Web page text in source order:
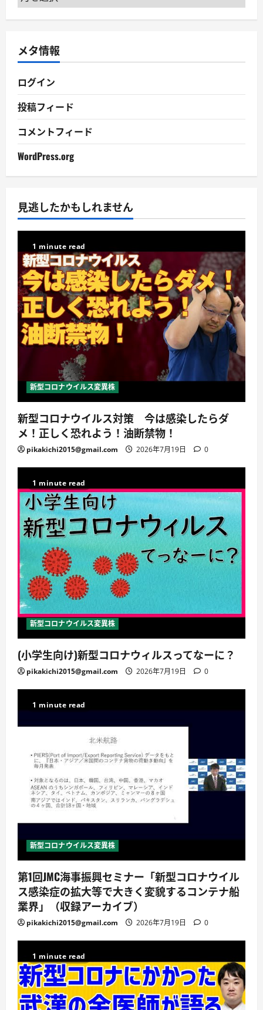
ー
カ
ブ
メタ情報
ログイン
投稿フィード
コメントフィード
WordPress.org
見逃したかもしれません
1 minute read
新型コロナウイルス変異株
新型コロナウイルス対策 今は感染したらダ
メ！正しく恐れよう！油断禁物！
pikakichi2015@gmail.com 2026年7月19日 0
1 minute read
新型コロナウイルス変異株
(小学生向け)新型コロナウィルスってなーに？
pikakichi2015@gmail.com 2026年7月19日 0
1 minute read
新型コロナウイルス変異株
第1回JMC海事振興セミナー「新型コロナウイル
ス感染症の拡大等で大きく変貌するコンテナ船
業界」（収録アーカイブ）
pikakichi2015@gmail.com 2026年7月19日 0
1 minute read